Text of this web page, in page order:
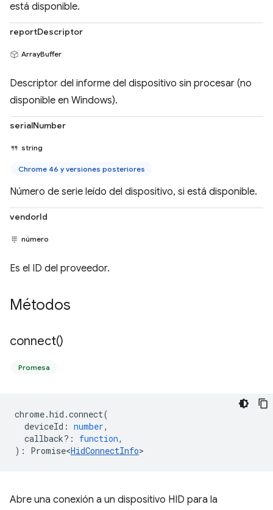
está disponible.
reportDescriptor
ArrayBuffer
Descriptor del informe del dispositivo sin procesar (no
disponible en Windows).
serialNumber
string
Chrome 46 y versiones posteriores
Número de serie leído del dispositivo, si está disponible.
vendorId
número
Es el ID del proveedor.
Métodos
connect()
Promesa
chrome.hid .connect(
deviceId : number,
callback? : function,
) : Promise<HidConnectInfo>
Abre una conexión a un dispositivo HID para la